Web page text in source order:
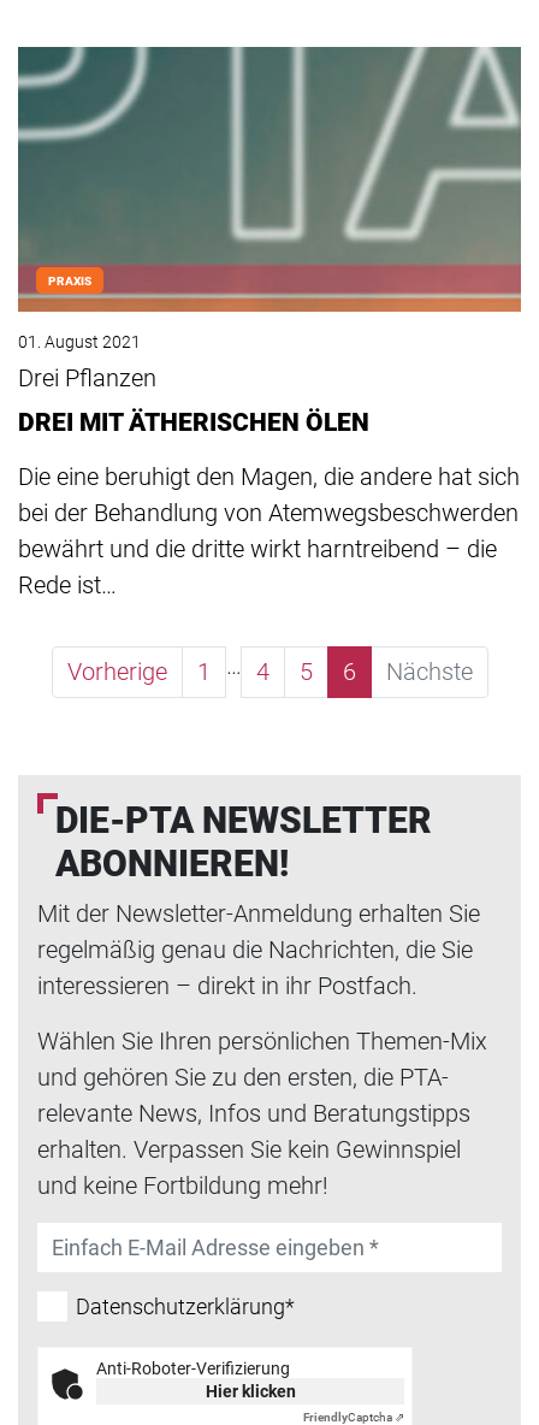
PRAXIS
01. August 2021
Drei Pflanzen
DREI MIT ÄTHERISCHEN ÖLEN
Die eine beruhigt den Magen, die andere hat sich
bei der Behandlung von Atemwegsbeschwerden
bewährt und die dritte wirkt harntreibend – die
Rede ist…
Vorherige 1 … 4 5 6 Nächste
DIE-PTA NEWSLETTER
ABONNIEREN!
Mit der Newsletter-Anmeldung erhalten Sie
regelmäßig genau die Nachrichten, die Sie
interessieren – direkt in ihr Postfach.
Wählen Sie Ihren persönlichen Themen-Mix
und gehören Sie zu den ersten, die PTA-
relevante News, Infos und Beratungstipps
erhalten. Verpassen Sie kein Gewinnspiel
und keine Fortbildung mehr!
Datenschutzerklärung*
Anti-Roboter-Verifizierung
Hier klicken
FriendlyCaptcha ⇗